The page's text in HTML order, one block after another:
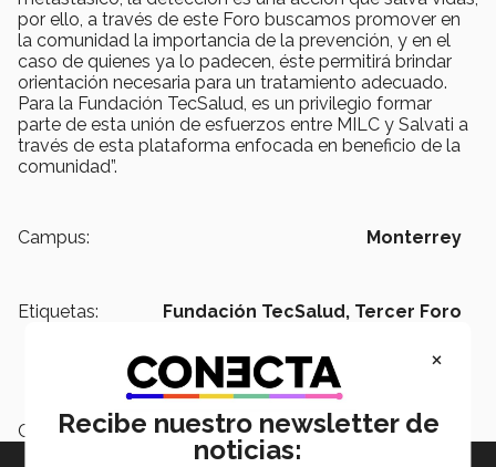
por ello, a través de este Foro buscamos promover en
la comunidad la importancia de la prevención, y en el
caso de quienes ya lo padecen, éste permitirá brindar
orientación necesaria para un tratamiento adecuado.
Para la Fundación TecSalud, es un privilegio formar
parte de esta unión de esfuerzos entre MILC y Salvati a
través de esta plataforma enfocada en beneficio de la
comunidad”.
Campus: Monterrey
Etiquetas:
Fundación TecSalud, Tercer Foro
TecSalud, Día munidal del cáncer
Categoría: Salud
×
Recibe nuestro newsletter de
noticias: